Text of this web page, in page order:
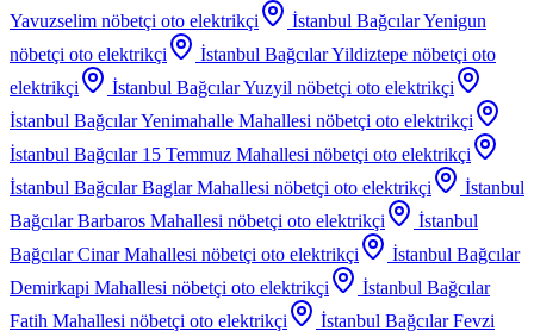
Yavuzselim nöbetçi oto elektrikçi
İstanbul Bağcılar Yenigun
nöbetçi oto elektrikçi
İstanbul Bağcılar Yildiztepe nöbetçi oto
elektrikçi
İstanbul Bağcılar Yuzyil nöbetçi oto elektrikçi
İstanbul Bağcılar Yenimahalle Mahallesi nöbetçi oto elektrikçi
İstanbul Bağcılar 15 Temmuz Mahallesi nöbetçi oto elektrikçi
İstanbul Bağcılar Baglar Mahallesi nöbetçi oto elektrikçi
İstanbul
Bağcılar Barbaros Mahallesi nöbetçi oto elektrikçi
İstanbul
Bağcılar Cinar Mahallesi nöbetçi oto elektrikçi
İstanbul Bağcılar
Demirkapi Mahallesi nöbetçi oto elektrikçi
İstanbul Bağcılar
Fatih Mahallesi nöbetçi oto elektrikçi
İstanbul Bağcılar Fevzi